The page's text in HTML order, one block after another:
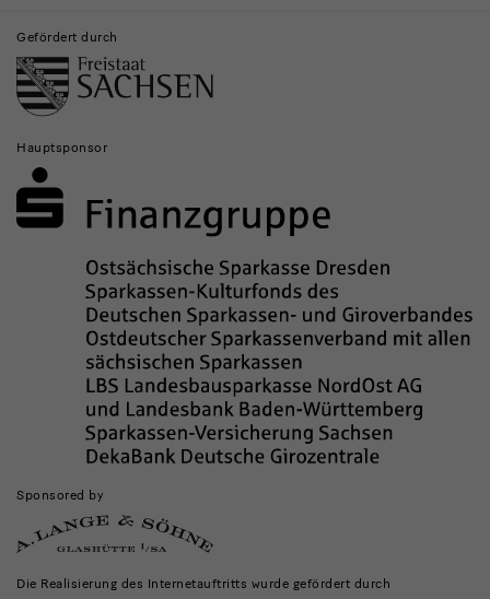
Gefördert durch
Hauptsponsor
Sponsored by
Die Realisierung des Internetauftritts wurde gefördert durch